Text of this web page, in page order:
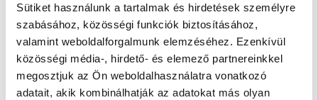
Sütiket használunk a tartalmak és hirdetések személyre
szabásához, közösségi funkciók biztosításához,
valamint weboldalforgalmunk elemzéséhez. Ezenkívül
közösségi média-, hirdető- és elemező partnereinkkel
megosztjuk az Ön weboldalhasználatra vonatkozó
adatait, akik kombinálhatják az adatokat más olyan